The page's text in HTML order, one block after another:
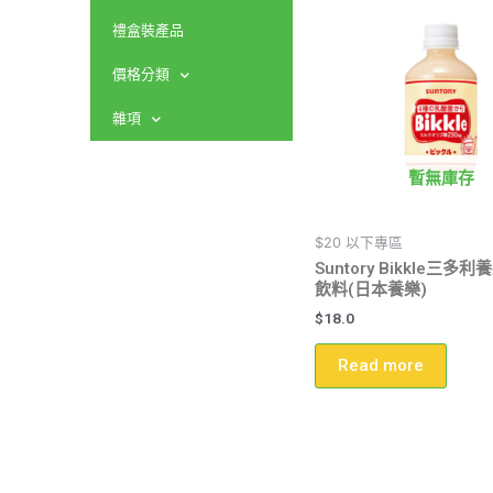
禮盒裝產品
價格分類
雜項
暫無庫存
$20 以下專區
Suntory Bikkle三多利
飲料(日本養樂)
$18.0
Read more